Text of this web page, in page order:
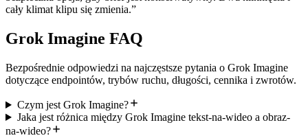
cały klimat klipu się zmienia.”
Grok Imagine FAQ
Bezpośrednie odpowiedzi na najczęstsze pytania o Grok Imagine
dotyczące endpointów, trybów ruchu, długości, cennika i zwrotów.
Czym jest Grok Imagine?
Jaka jest różnica między Grok Imagine tekst-na-wideo a obraz-
na-wideo?